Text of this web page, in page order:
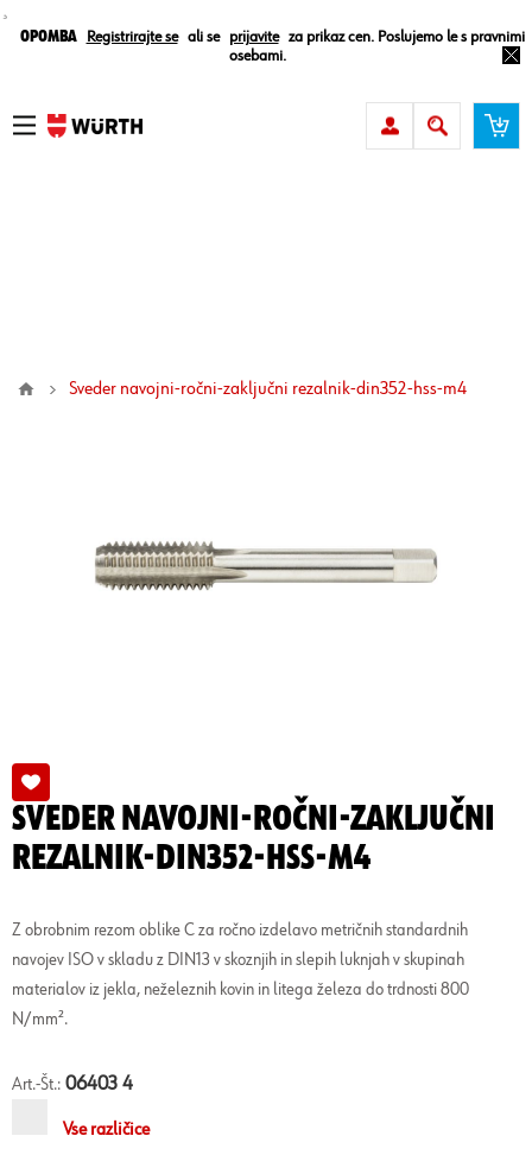
¸
Opomba Registrirajte se ali se prijavite
za prikaz cen. Poslujemo le s pravnimi
osebami.
sveder navojni-ročni-zaključni rezalnik-din352-hss-m4
SVEDER NAVOJNI-ROČNI-ZAKLJUČNI
REZALNIK-DIN352-HSS-M4
Z obrobnim rezom oblike C za ročno izdelavo metričnih standardnih
navojev ISO v skladu z DIN13 v skoznjih in slepih luknjah v skupinah
materialov iz jekla, neželeznih kovin in litega železa do trdnosti 800
N/mm².
Art.-Št.: 06403 4
Vse različice